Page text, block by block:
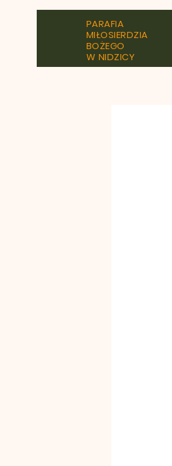
PARAFIA
MIŁOSIERDZIA
BOŻEGO
W NIDZICY